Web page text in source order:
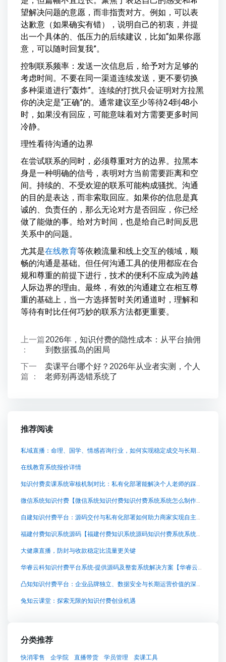
望解决问题的意愿，而非指责对方。例如，可以表
达歉意（如果确实有错），说明自己的初衷，并提
出一个具体的、低压力的后续建议，比如“如果你愿
意，可以随时回复我”。
控制联系频率：发送一次信息后，给予对方足够的
考虑时间。不要在同一渠道连续发送，更不要切换
多种渠道进行“轰炸”。连续的打扰只会证明对方拉黑
你的决定是“正确”的。通常建议至少等待24到48小
时，如果没有回应，可能意味着对方需要更多时间
冷静。
理性看待沟通的边界
在尝试联系的同时，必须尊重对方的边界。拉黑本
身是一种明确的信号，表明对方当前需要距离和空
间。持续的、不受欢迎的联系可能构成骚扰。沟通
的目的是表达，而非索取回应。如果你的信息是真
诚的、负责任的，那么无论对方是否回应，你已经
做了能做的事。给对方时间，也是给自己时间反思
关系中的问题。
尤其是在线教育等依赖流量和线上交互的领域，顺
畅的沟通是基础。但任何沟通工具的使用都应在合
规和尊重的前提下进行，技术的便利不应成为跨越
人际边界的理由。最终，有效的沟通建立在相互尊
重的基础上，当一方选择暂时关闭通道时，理解和
等待有时比任何巧妙的联系方法都更重要。
上一篇
：
2026年，知识付费的隐性成本：从平台抽佣
到数据孤岛的困局
下一
篇 ：
卖课平台哪个好？2026年从业者实测，个人
老师别再选错系统了
推荐阅读
私域直播：命理、国学、情感咨询行业，如何实现稳定成交与长期复购？
在线教育系统报价详情
知识付费卖课系统审核机制对比：私有化部署能解决个人老师的踩坑问题吗？
微信系统知识付费【微信系统知识付费知识付费系统系统怎么制作，知识付费系统搭建使用教程】
自建知识付费平台：源码交付与私有化部署如何助力商家实现自主经营
福建付费知识系统源码【福建付费知识系统源码知识付费系统系统怎么制作，知识付费系统搭建使用教程】
大健康直播，防封与收款稳定比流量更关键
华睿云科知识付费平台系统-提供源码及整套系统解决方案【华睿云科知识付费平台系统-提供源码及整套系统解决方案知识付费系统系统怎么制作，知识付费系统搭建使用教程】
凸知知识付费平台：企业品牌独立、数据安全与长期运营价值的深度解析
兔知云课堂：探索无限的知识付费创业机遇
分类推荐
快消零售 企学院 直播带货 学员管理
卖课工具